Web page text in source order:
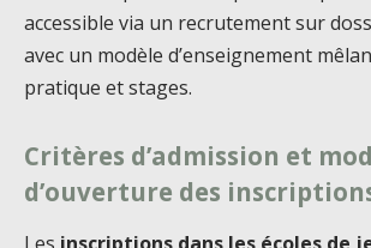
accessible via un recrutement sur
avec un modèle d’enseignement
pratique et stages.
Critères d’admission et
d’ouverture des